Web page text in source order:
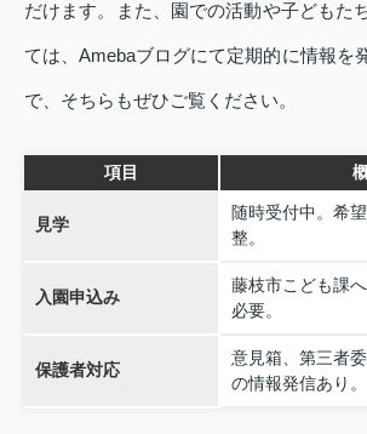
だけます。また、園での活動や子どもた
ては、Amebaブログにて定期的に情報を
で、そちらもぜひご覧ください。
項目
見学
随時受付中。希
整。
入園申込み
藤枝市こども課
必要。
保護者対応
意見箱、第三者
の情報発信あり。